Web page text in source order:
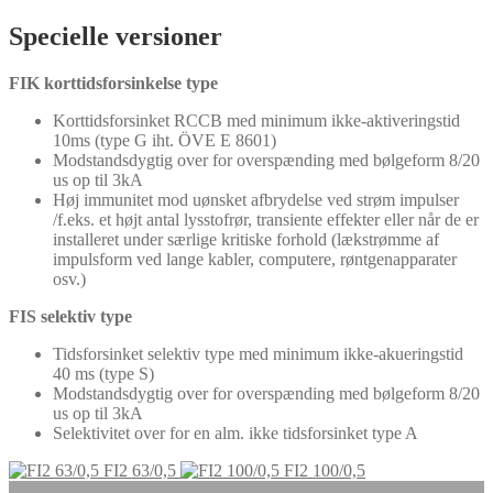
Specielle versioner
FIK korttidsforsinkelse type
Korttidsforsinket RCCB med minimum ikke-aktiveringstid
10ms (type G iht. ÖVE E 8601)
Modstandsdygtig over for overspænding med bølgeform 8/20
us op til 3kA
Høj immunitet mod uønsket afbrydelse ved strøm impulser
/f.eks. et højt antal lysstofrør, transiente effekter eller når de er
installeret under særlige kritiske forhold (lækstrømme af
impulsform ved lange kabler, computere, røntgenapparater
osv.)
FIS selektiv type
Tidsforsinket selektiv type med minimum ikke-akueringstid
40 ms (type S)
Modstandsdygtig over for overspænding med bølgeform 8/20
us op til 3kA
Selektivitet over for en alm. ikke tidsforsinket type A
FI2 63/0,5
FI2 100/0,5